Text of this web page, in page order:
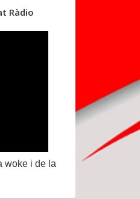
Ràdio
woke i de la